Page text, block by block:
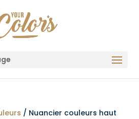
/ Nuancier couleurs haut